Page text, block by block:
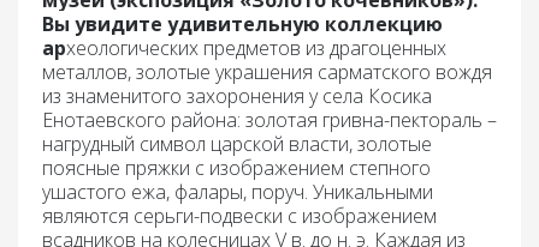
Вы увидите удивительную коллекцию
археологических предметов из драгоценных
металлов, золотые украшения сарматского вождя
из знаменитого захоронения у села Косика
Енотаевского района: золотая гривна-пектораль –
нагрудный символ царской власти, золотые
поясные пряжки с изображением степного
ушастого ежа, фалары, поруч. Уникальными
являются серьги-подвески с изображением
всадников на колесницах V в. до н. э. Каждая из